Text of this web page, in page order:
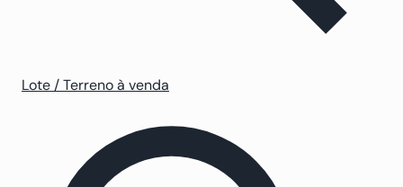
Lote / Terreno à venda